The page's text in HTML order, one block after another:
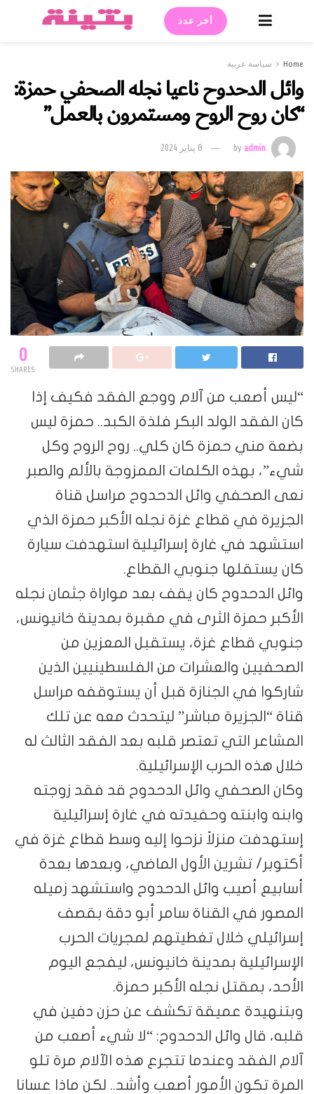
أخر عدد
Home سياسة عربية
وائل الدحدوح ناعيا نجله الصحفي حمزة:
“كان روح الروح ومستمرون بالعمل”
byadmin 8 يناير 2024
0
SHARES
“ليس أصعب من آلام ووجع الفقد فكيف إذا
كان الفقد الولد البكر فلذة الكبد.. حمزة ليس
بضعة مني حمزة كان كلي.. روح الروح وكل
شيء”، بهذه الكلمات الممزوجة بالألم والصبر
نعى الصحفي وائل الدحدوح مراسل قناة
الجزيرة في قطاع غزة نجله الأكبر حمزة الذي
استشهد في غارة إسرائيلية استهدفت سيارة
كان يستقلها جنوبي القطاع.
وائل الدحدوح كان يقف بعد مواراة جثمان نجله
الأكبر حمزة الثرى في مقبرة بمدينة خانيونس،
جنوبي قطاع غزة، يستقبل المعزين من
الصحفيين والعشرات من الفلسطينيين الذين
شاركوا في الجنازة قبل أن يستوقفه مراسل
قناة “الجزيرة مباشر” ليتحدث معه عن تلك
المشاعر التي تعتصر قلبه بعد الفقد الثالث له
خلال هذه الحرب الإسرائيلية.
وكان الصحفي وائل الدحدوح قد فقد زوجته
وابنه وابنته وحفيدته في غارة إسرائيلية
إستهدفت منزلاً نزحوا إليه وسط قطاع غزة في
أكتوبر/ تشرين الأول الماضي، وبعدها بعدة
أسابيع أصيب وائل الدحدوح واستشهد زميله
المصور في القناة سامر أبو دقة بقصف
إسرائيلي خلال تغطيتهم لمجريات الحرب
الإسرائيلية بمدينة خانيونس، ليفجع اليوم
الأحد، بمقتل نجله الأكبر حمزة.
وبتنهيدة عميقة تكشف عن حزن دفين في
قلبه، قال وائل الدحدوح: “لا شيء أصعب من
آلام الفقد وعندما تتجرع هذه الآلام مرة تلو
المرة تكون الأمور أصعب وأشد.. لكن ماذا عسانا